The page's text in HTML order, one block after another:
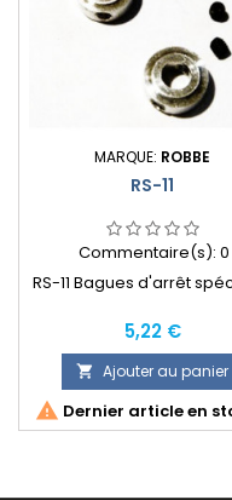
MARQUE: ROBBE
RS-11
Commentaire(s): 0
RS-11 Bagues d'arrêt
Prix
5,22 €
 Ajouter au panier
 Dernier article en